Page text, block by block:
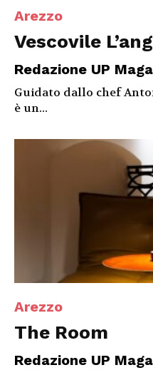
Arezzo
Vescovile
Redazione UP
Guidato dallo chef
è un...
Arezzo
The Room
Redazione UP